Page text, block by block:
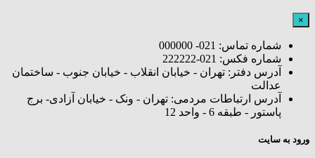
×
شماره تماس: 021- 000000
شماره فکس: 021-222222
آدرس دفتر: تهران - خیابان انقلاب - خیابان جنوب - ساختمان
عدالت
آدرس ارتباطات مردمی: تهران - ونک - خیابان آزادی- برج
پاستور - طبقه 6 - واحد 12
ورود به سایت